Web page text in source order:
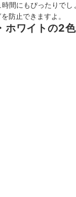
間にもぴったりでし
防止できますよ。
ワイトの2